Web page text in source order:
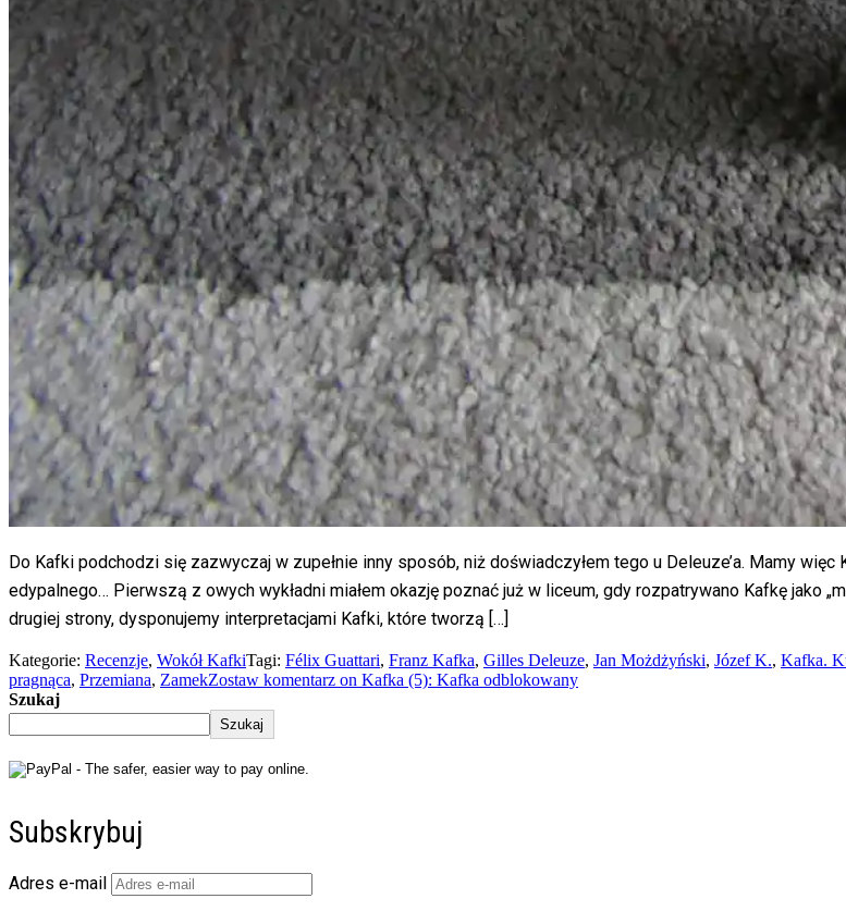
Do Kafki podchodzi się zazwyczaj w zupełnie inny sposób, niż doświadczyłem tego u Deleuze’a. Mamy
edypalnego… Pierwszą z owych wykładni miałem okazję poznać już w liceum, gdy rozpatrywano Kafkę jako
drugiej strony, dysponujemy interpretacjami Kafki, które tworzą […]
Kategorie: Recenzje, Wokół KafkiTagi: Félix Guattari, Franz Kafka, Gilles Deleuze, Jan Możdżyński, Józef K., Kafka.
pragnąca, Przemiana, ZamekZostaw komentarz on Kafka (5): Kafka odblokowany
Szukaj
Szukaj
Subskrybuj
Adres e-mail